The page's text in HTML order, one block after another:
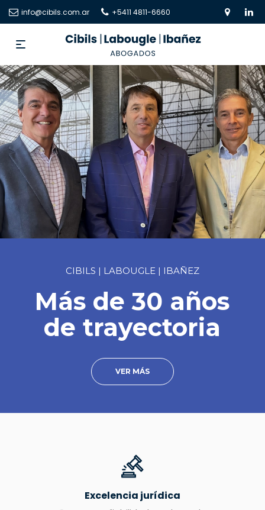
info@cibils.com.ar +5411 4811-6660
VER MÁS
CIBILS | LABOUGLE | IBAÑEZ
Más de 30 años
de trayectoria
Excelencia jurídica